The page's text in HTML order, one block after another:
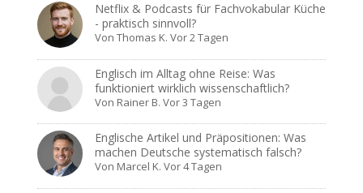
Netflix & Podcasts für Fachvokabular Küche
- praktisch sinnvoll?
VonThomas K. Vor 2 Tagen
Englisch im Alltag ohne Reise: Was
funktioniert wirklich wissenschaftlich?
Von Rainer B. Vor 3 Tagen
Englische Artikel und Präpositionen: Was
machen Deutsche systematisch falsch?
Von Marcel K. Vor 4 Tagen